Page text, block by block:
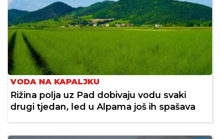
VODA NA KAPALJKU
Rižina polja uz Pad dobivaju vodu svaki
drugi tjedan, led u Alpama još ih spašava